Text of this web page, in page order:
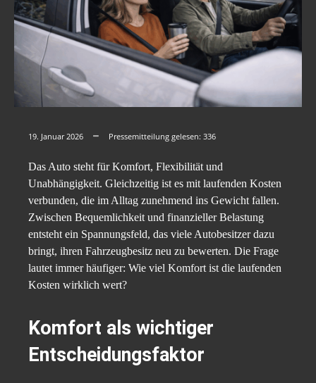
19. Januar 2026 Pressemitteilung gelesen: 336
Das Auto steht für Komfort, Flexibilität und
Unabhängigkeit. Gleichzeitig ist es mit laufenden Kosten
verbunden, die im Alltag zunehmend ins Gewicht fallen.
Zwischen Bequemlichkeit und finanzieller Belastung
entsteht ein Spannungsfeld, das viele Autobesitzer dazu
bringt, ihren Fahrzeugbesitz neu zu bewerten. Die Frage
lautet immer häufiger: Wie viel Komfort ist die laufenden
Kosten wirklich wert?
Komfort als wichtiger
Entscheidungsfaktor